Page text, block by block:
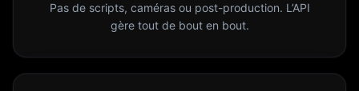
Pas de scripts, caméras ou post-production. L’API
gère tout de bout en bout.